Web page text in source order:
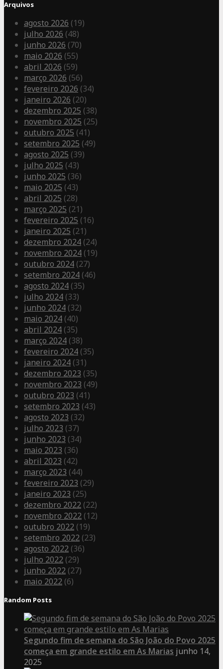
Arquivos
agosto 2026 (19)
julho 2026 (48)
junho 2026 (70)
maio 2026 (55)
abril 2026 (59)
março 2026 (56)
fevereiro 2026 (34)
janeiro 2026 (20)
dezembro 2025 (38)
novembro 2025 (25)
outubro 2025 (41)
setembro 2025 (49)
agosto 2025 (39)
julho 2025 (43)
junho 2025 (36)
maio 2025 (43)
abril 2025 (28)
março 2025 (21)
fevereiro 2025 (16)
janeiro 2025 (21)
dezembro 2024 (24)
novembro 2024 (19)
outubro 2024 (27)
setembro 2024 (46)
agosto 2024 (35)
julho 2024 (33)
junho 2024 (32)
maio 2024 (40)
abril 2024 (35)
março 2024 (38)
fevereiro 2024 (35)
janeiro 2024 (31)
dezembro 2023 (35)
novembro 2023 (49)
outubro 2023 (41)
setembro 2023 (43)
agosto 2023 (32)
julho 2023 (37)
junho 2023 (34)
maio 2023 (36)
abril 2023 (42)
março 2023 (44)
fevereiro 2023 (29)
janeiro 2023 (25)
dezembro 2022 (22)
novembro 2022 (12)
outubro 2022 (19)
setembro 2022 (23)
agosto 2022 (36)
julho 2022 (29)
junho 2022 (27)
maio 2022 (6)
Random Posts
Segundo fim de semana do São João do Povo 2025
começa em grande estilo em As Marias junho 14,
2025